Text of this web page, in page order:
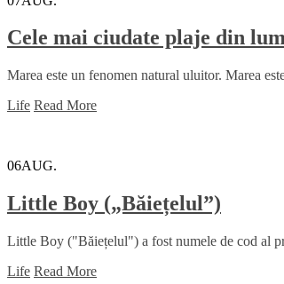
Cele mai ciudate plaje din
Marea este un fenomen natural uluitor. Marea
Life Read More
06AUG.
Little Boy („Băiețelul”)
Little Boy ("Băiețelul") a fost numele de cod al
Life Read More